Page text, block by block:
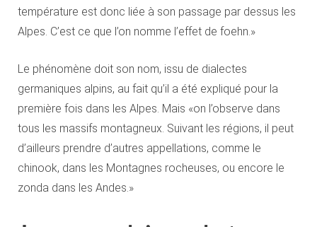
température est donc liée à son passage par dessus les
Alpes. C’est ce que l’on nomme l’effet de foehn.»
Le phénomène doit son nom, issu de dialectes
germaniques alpins, au fait qu’il a été expliqué pour la
première fois dans les Alpes. Mais «on l’observe dans
tous les massifs montagneux. Suivant les régions, il peut
d’ailleurs prendre d’autres appellations, comme le
chinook, dans les Montagnes rocheuses, ou encore le
zonda dans les Andes.»